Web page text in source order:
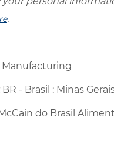
.
Manufacturing
BR - Brasil : Minas
McCain do Brasil